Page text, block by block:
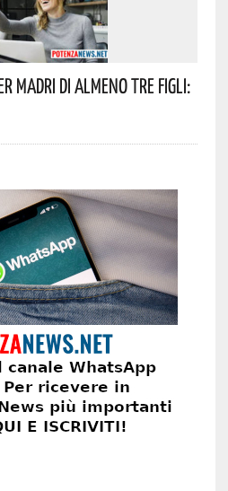
Madri Di Almeno Tre Figli: